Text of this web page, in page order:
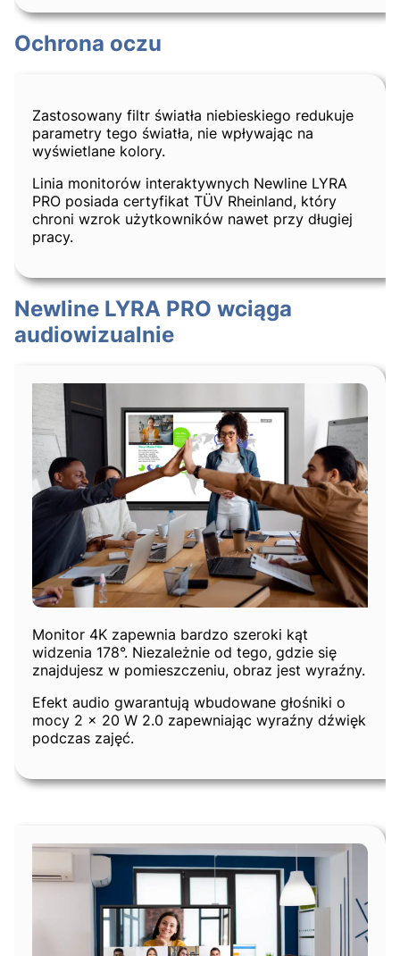
Ochrona oczu
Zastosowany filtr światła niebieskiego redukuje
parametry tego światła, nie wpływając na
wyświetlane kolory.
Linia monitorów interaktywnych Newline LYRA
PRO posiada certyfikat TÜV Rheinland, który
chroni wzrok użytkowników nawet przy długiej
pracy.
Newline LYRA PRO wciąga
audiowizualnie
Monitor 4K zapewnia bardzo szeroki kąt
widzenia 178°. Niezależnie od tego, gdzie się
znajdujesz w pomieszczeniu, obraz jest wyraźny.
Efekt audio gwarantują wbudowane głośniki o
mocy 2 x 20 W 2.0 zapewniając wyraźny dźwięk
podczas zajęć.